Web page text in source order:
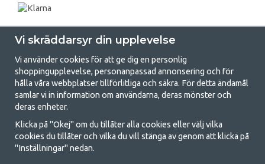
GetCamping.se - Din butik för camping
och uteliv
Att campa kan antingen vara en livsstil eller ett sätt att samla familjen
för ett gemensamt äventyr. Oavsett vilken kategori du tillhör hittar du
Vi skräddarsyr din upplevelse
Vi använder cookies för att ge dig en personlig
shoppingupplevelse, personanpassad annonsering och för
hålla våra webbplatser tillförlitliga och säkra. För detta ändamål
samlar vi in information om användarna, deras mönster och
deras enheter.
Klicka på "Okej" om du tillåter alla cookies eller välj vilka
cookies du tillåter och vilka du vill stänga av genom att klicka på
"Inställningar" nedan.